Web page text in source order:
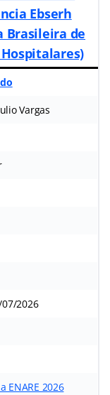
Ebserh
Brasileira de
Vargas
2026
ENARE 2026